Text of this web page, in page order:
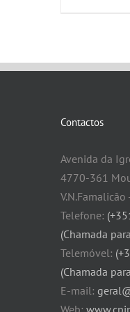
Contactos
Avenida da
4770-361
Telefone:
(Chamada
Telemóvel:
(Chamada
E-mail:
Web: